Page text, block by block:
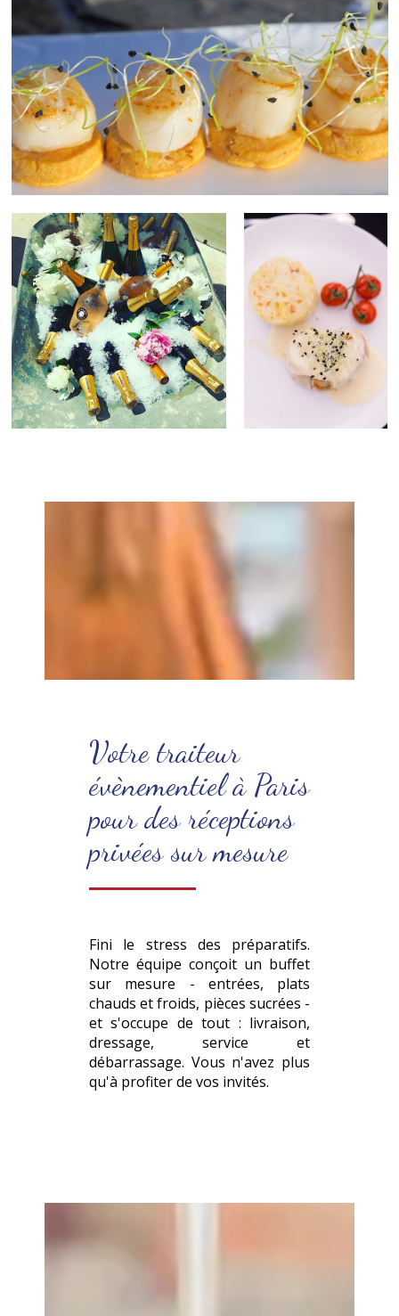
Votre traiteur
évènementiel à Paris
pour des réceptions
privées sur mesure
Fini le stress des préparatifs.
Notre équipe conçoit un buffet
sur mesure - entrées, plats
chauds et froids, pièces sucrées -
et s'occupe de tout : livraison,
dressage, service et
débarrassage. Vous n'avez plus
qu'à profiter de vos invités.